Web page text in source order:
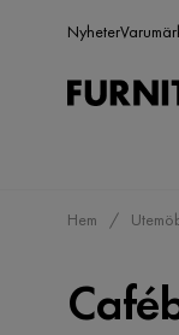
Nyheter
Hem